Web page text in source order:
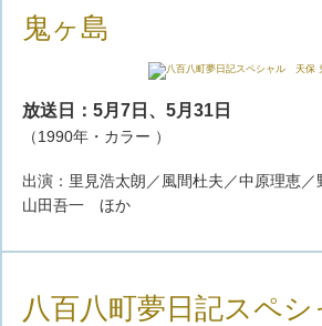
鬼ヶ島
放送日：5月7日、5月31日
（1990年・カラー ）
出演：里見浩太朗／風間杜夫／中原理恵／
山田吾一 ほか
八百八町夢日記スペ